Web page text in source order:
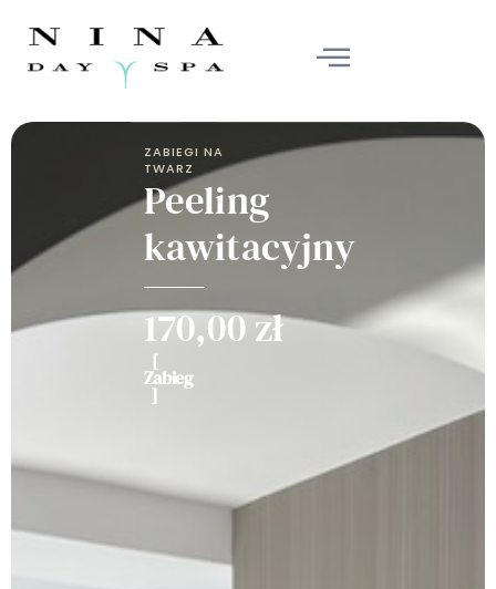
ZABIEGI NA
TWARZ
Peeling
kawitacyjny
170,00zł
[
Zabieg
]